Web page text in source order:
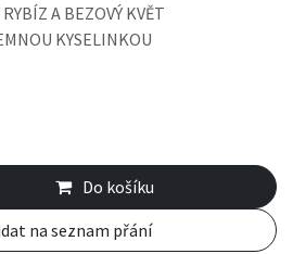
A BEZOVÝ KVĚT
KYSELINKOU
Do košíku
na seznam přání